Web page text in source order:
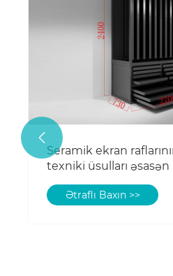
Seramik ekran
texniki üsulları əsasən
cəhətləri əhatə edir
Ətraflı Baxın >>
